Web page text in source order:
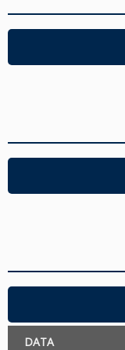
DATA